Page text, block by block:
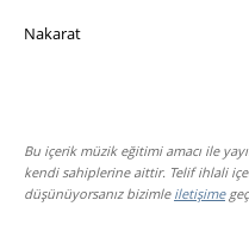
Nakarat
Bu içerik müzik eğitimi amacı ile
kendi sahiplerine aittir. Telif ihlali
düşünüyorsanız bizimle iletişime